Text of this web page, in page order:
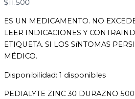
$11.500
ES UN MEDICAMENTO. NO
LEER INDICACIONES Y
ETIQUETA. SI LOS SíNTOMAS
MÉDICO.
Disponibilidad: 1 disponibles
PEDIALYTE ZINC 30 DURAZNO